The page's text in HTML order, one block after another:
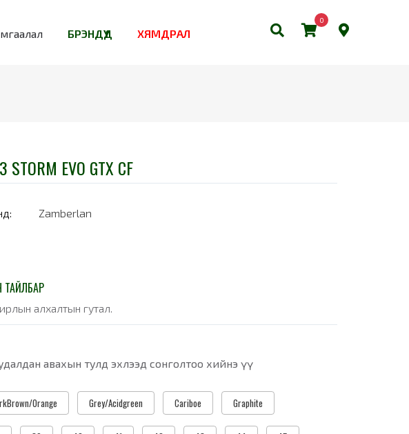
0
БРЭНДҮҮД ХЯМДРАЛ
STORM EVO GTX CF
Zamberlan
ТАЙЛБАР
алхалтын гутал.
авахын тулд эхлээд сонголтоо хийнэ үү
Orange Grey/Acidgreen Cariboe Graphite